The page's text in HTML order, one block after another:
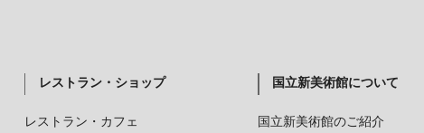
レストラン・ショップ
レストラン・カフェ
国立新美術館について
国立新美術館のご紹介